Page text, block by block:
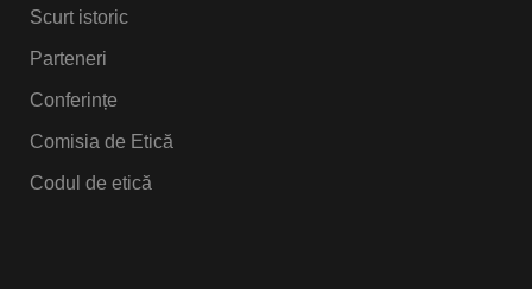
Scurt istoric
Parteneri
Conferințe
Comisia de Etică
Codul de etică